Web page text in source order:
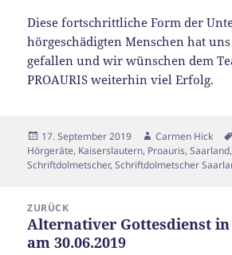
Diese fortschrittliche Form der
hörgeschädigten Menschen hat
gefallen und wir wünschen dem
PROAURIS weiterhin viel Erfolg.
Veröffentlicht
am
17. September 2019 Autor
Carmen Hick
Hörgeräte, Kaiserslautern, Proauris,Saarland
Schriftdolmetscher,Schriftdolmetscher
ZURÜCK
Vorheriger
Beitrag:
Alternativer Gottesdienst
am 30.06.2019